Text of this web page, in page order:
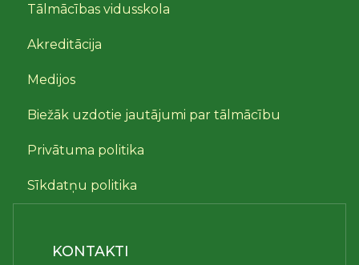
Tālmācības vidusskola
Akreditācija
Medijos
Biežāk uzdotie jautājumi par tālmācību
Privātuma politika
Sīkdatņu politika
KONTAKTI